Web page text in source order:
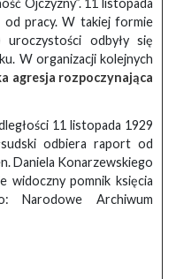
Ojczyzny”. 11 listopada
od pracy. W takiej formie
uroczystości odbyły się
W organizacji kolejnych
agresja rozpoczynająca
11 listopada 1929
odbiera raport od
Daniela Konarzewskiego
widoczny pomnik księcia
Narodowe Archiwum